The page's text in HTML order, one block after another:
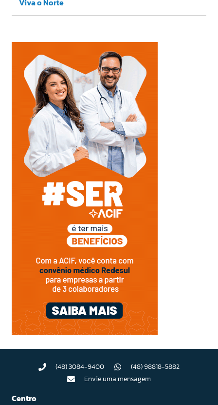
Viva o Norte
(48) 3084-9400
(48) 98818-5882
Envie uma mensagem
Centro